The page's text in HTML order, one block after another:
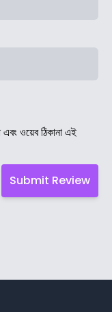
ওয়েব ঠিকানা এই